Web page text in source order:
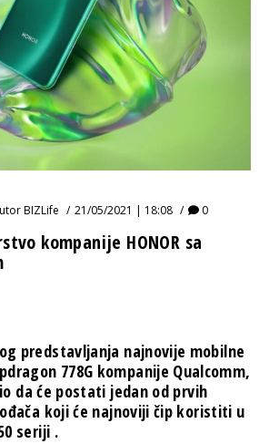
BIZLife 21/05/2021 | 18:08 0
kompanije HONOR sa
predstavljanja najnovije mobilne
778G kompanije Qualcomm,
da će postati jedan od prvih
koji će najnoviji čip koristiti u
seriji .